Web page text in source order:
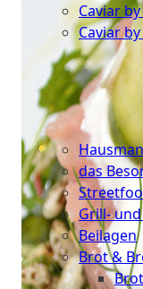
Caviar
Caviar
Probierpakete
Schnelle
Küche
das
Grill-
Beilagen
Brot &
Brot